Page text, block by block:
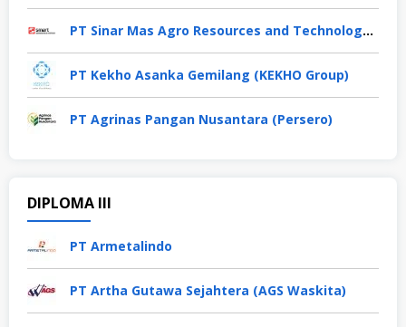
PT Sinar Mas Agro Resources and Technology Tbk
PT Kekho Asanka Gemilang (KEKHO Group)
PT Agrinas Pangan Nusantara (Persero)
DIPLOMA III
PT Armetalindo
PT Artha Gutawa Sejahtera (AGS Waskita)